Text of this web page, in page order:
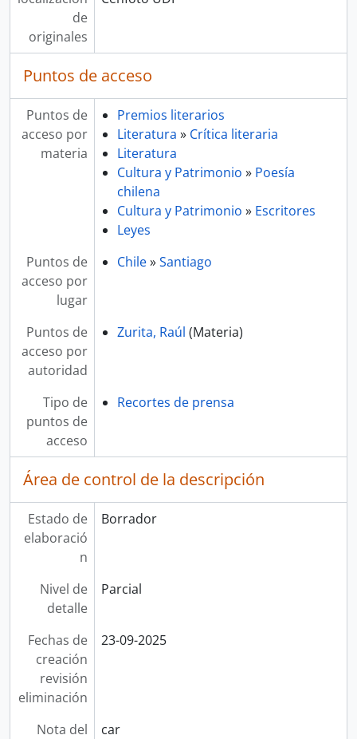
de
originales
Puntos de acceso
Puntos de
acceso por
materia
Premios literarios
Literatura » Crítica literaria
Literatura
Cultura y Patrimonio » Poesía
chilena
Cultura y Patrimonio » Escritores
Leyes
Puntos de
acceso por
lugar
Chile»Santiago
Puntos de
acceso por
autoridad
Zurita, Raúl (Materia)
Tipo de
puntos de
acceso
Recortes de prensa
Área de control de la descripción
Estado de
elaboració
n
Borrador
Nivel de
detalle
Parcial
Fechas de
creación
revisión
eliminación
23-09-2025
Nota del
car